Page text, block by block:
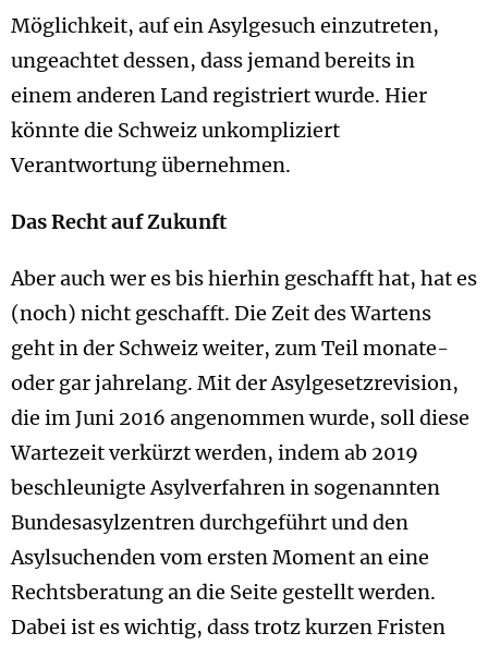
Möglichkeit, auf ein Asylgesuch einzutreten,
ungeachtet dessen, dass jemand bereits in
einem anderen Land registriert wurde. Hier
könnte die Schweiz unkompliziert
Verantwortung übernehmen.
Das Recht auf Zukunft
Aber auch wer es bis hierhin geschafft hat, hat es
(noch) nicht geschafft. Die Zeit des Wartens
geht in der Schweiz weiter, zum Teil monate-
oder gar jahrelang. Mit der Asylgesetzrevision,
die im Juni 2016 angenommen wurde, soll diese
Wartezeit verkürzt werden, indem ab 2019
beschleunigte Asylverfahren in sogenannten
Bundesasylzentren durchgeführt und den
Asylsuchenden vom ersten Moment an eine
Rechtsberatung an die Seite gestellt werden.
Dabei ist es wichtig, dass trotz kurzen Fristen